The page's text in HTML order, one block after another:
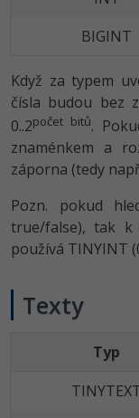
BIGINT
Když za typem
čísla budou bez
0..2počet bitů.
znaménkem a
záporna (tedy
Pozn. pokud
true/false), tak k
používá TINYINT
Texty
Typ